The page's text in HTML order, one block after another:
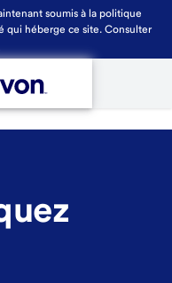
soumis à la politique
qui héberge ce site. Consulter